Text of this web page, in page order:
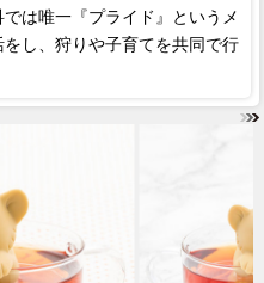
は唯一『プライド』というメ
し、狩りや子育てを共同で行